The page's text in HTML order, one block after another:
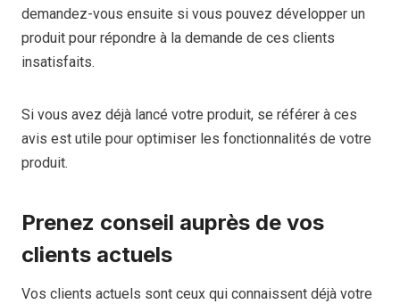
demandez-vous ensuite si vous pouvez développer un
produit pour répondre à la demande de ces clients
insatisfaits.
Si vous avez déjà lancé votre produit, se référer à ces
avis est utile pour optimiser les fonctionnalités de votre
produit.
Prenez conseil auprès de vos
clients actuels
Vos clients actuels sont ceux qui connaissent déjà votre